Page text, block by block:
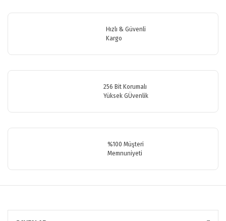
Ürün fiyatı diğer sitelerden daha pahalı.
Hızlı & Güvenli
Kargo
256 Bit Korumalı
Yüksek GÜvenlik
%100 Müşteri
Memnuniyeti